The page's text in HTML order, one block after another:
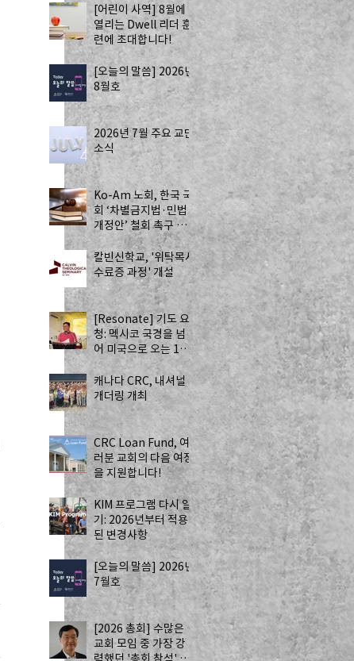
[어린이 사역] 8월에
열리는 Dwell 리더 훈
련에 초대합니다!
[오늘의 말씀] 2026년
8월호
2026년 7월 주요 교단
소식
Ko-Am 노회, 한국 국
회 ‘차별금지법·민법
개정안’ 철회 촉구 성
명 발표
칼빈신학교, '위탁목사
수료증 과정' 개설
[Resonate] 기도 요
청: 멕시코 국경을 넘
어 미국으로 오는 13
명의 자원봉사자 - 하
나님의 치유를 전하는
사역
캐나다 CRC, 내셔널
개더링 개최
CRC Loan Fund, 여
러분 교회의 다음 여정
을 지원합니다!
KIM 프로그램 다시 알
기: 2026년부터 적용
된 변경사항
[오늘의 말씀] 2026년
7월호
[2026 총회] 수많은
교회 모임 중 가장 강
력했던 '총회 참석' by